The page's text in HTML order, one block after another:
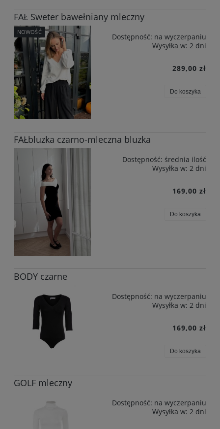
FAŁ Sweter bawełniany mleczny
Dostępność: na wyczerpaniu
Wysyłka w: 2 dni
289,00 zł
Do koszyka
NOWOŚĆ
FAŁbluzka czarno-mleczna bluzka
Dostępność: średnia ilość
Wysyłka w: 2 dni
169,00 zł
Do koszyka
BODY czarne
Dostępność: na wyczerpaniu
Wysyłka w: 2 dni
169,00 zł
Do koszyka
GOLF mleczny
Dostępność: na wyczerpaniu
Wysyłka w: 2 dni